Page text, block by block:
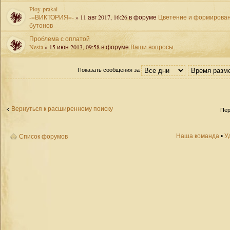
Ploy-prakai
-=ВИКТОРИЯ=-» 11 авг 2017, 16:26 в форуме Цветение и
бутонов
Проблема с оплатой
Nesta» 15 июн 2013, 09:58 в форуме Ваши вопросы
Показать сообщения за
Вернуться к расширенному поиску
Список форумов Наша команда •